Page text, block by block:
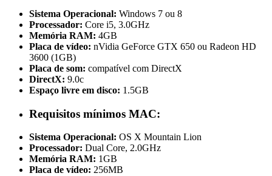
Sistema Operacional: Windows 7 ou 8
Processador: Core i5, 3.0GHz
Memória RAM: 4GB
Placa de vídeo: nVidia GeForce GTX 650 ou Radeon HD
3600 (1GB)
Placa de som: compatível com DirectX
DirectX: 9.0c
Espaço livre em disco: 1.5GB
Requisitos mínimos MAC:
Sistema Operacional: OS X Mountain Lion
Processador: Dual Core, 2.0GHz
Memória RAM: 1GB
Placa de vídeo: 256MB